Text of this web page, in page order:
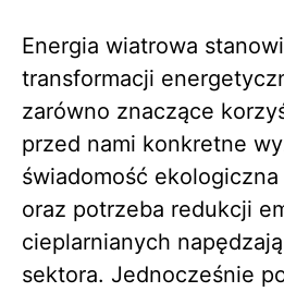
Energia wiatrowa
transformacji
zarówno znaczące
przed nami konkretne
świadomość ekologiczna
oraz potrzeba redukcji
cieplarnianych
sektora. Jednocześnie